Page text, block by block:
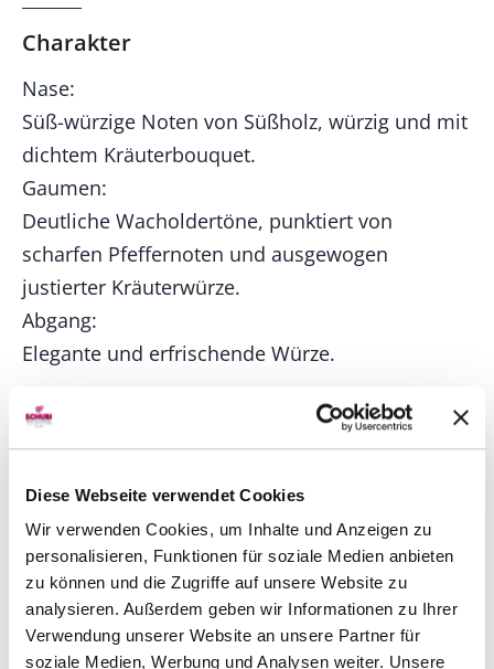
Diese Webseite verwendet Cookies
Wir verwenden Cookies, um Inhalte und Anzeigen zu
personalisieren, Funktionen für soziale Medien anbieten
zu können und die Zugriffe auf unsere Website zu
analysieren. Außerdem geben wir Informationen zu Ihrer
Verwendung unserer Website an unsere Partner für
soziale Medien, Werbung und Analysen weiter. Unsere
Charakter
Nase:
Süß-würzige Noten von Süßholz, würzig und mit
dichtem Kräuterbouquet.
Gaumen:
Deutliche Wacholdertöne, punktiert von
scharfen Pfeffernoten und ausgewogen
justierter Kräuterwürze.
Abgang:
Elegante und erfrischende Würze.
Terroir
Der London Gin No. 1 Original Blue Gin wird mit
reinem Quellwasser aus den Clekenwell
Springs, im Norden Londons, hergestellt. Eine
weitere Zutat ist erstklassiges englisches
Getreide aus Norfolk und Suffolk.
Geschichte